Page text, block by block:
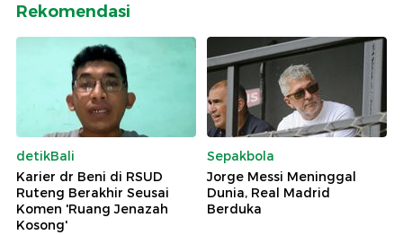
Rekomendasi
detikBali
Karier dr Beni di RSUD
Ruteng Berakhir Seusai
Komen 'Ruang Jenazah
Kosong'
Sepakbola
Jorge Messi Meninggal
Dunia, Real Madrid
Berduka